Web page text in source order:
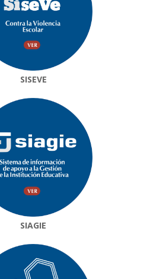
SISEVE
SIAGIE